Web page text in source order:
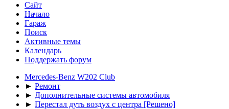
Сайт
Начало
Гараж
Поиск
Активные темы
Календарь
Поддержать форум
Mercedes-Benz W202 Club
► Ремонт
► Дополнительные системы автомобиля
► Перестал дуть воздух с центра [Решено]